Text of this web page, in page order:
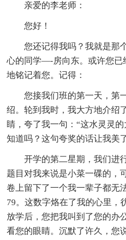
亲爱的李老师：
您好！
您还记得我吗？我就是那
心的同学—-房向东。或许您已
地铭记着您。记得：
您接我们班的第一天，第
绍。轮到我时，我大方地介绍
睛，夸了我一句：“这水灵灵
知道吗？这句夸奖的话让我美
开学的第二星期，我们进
题目对我来说是小菜一碟的，
卷上留下了一个我一辈子都无
79。这数字烙在了我的心里，
放学后，您把我叫到了您的办
看您的眼睛。沉默了许久，您